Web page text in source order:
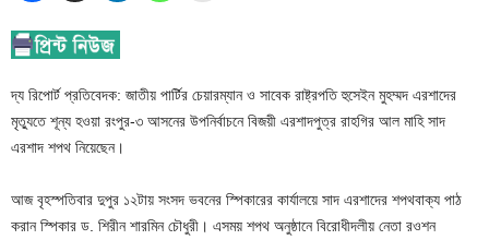
দ্য রিপোর্ট প্রতিবেদক: জাতীয় পার্টির চেয়ারম্যান ও সাবেক রাষ্ট্রপতি হুসেইন মুহম্মদ এরশাদের
মৃত্যুতে শূন্য হওয়া রংপুর-৩ আসনের উপনির্বাচনে বিজয়ী এরশাদপুত্র রাহগির আল মাহি সাদ
এরশাদ শপথ নিয়েছেন।
আজ বৃহস্পতিবার দুপুর ১২টায় সংসদ ভবনের স্পিকারের কার্যালয়ে সাদ এরশাদের শপথবাক্য পাঠ
করান স্পিকার ড. শিরীন শারমিন চৌধুরী। এসময় শপথ অনুষ্ঠানে বিরোধীদলীয় নেতা রওশন